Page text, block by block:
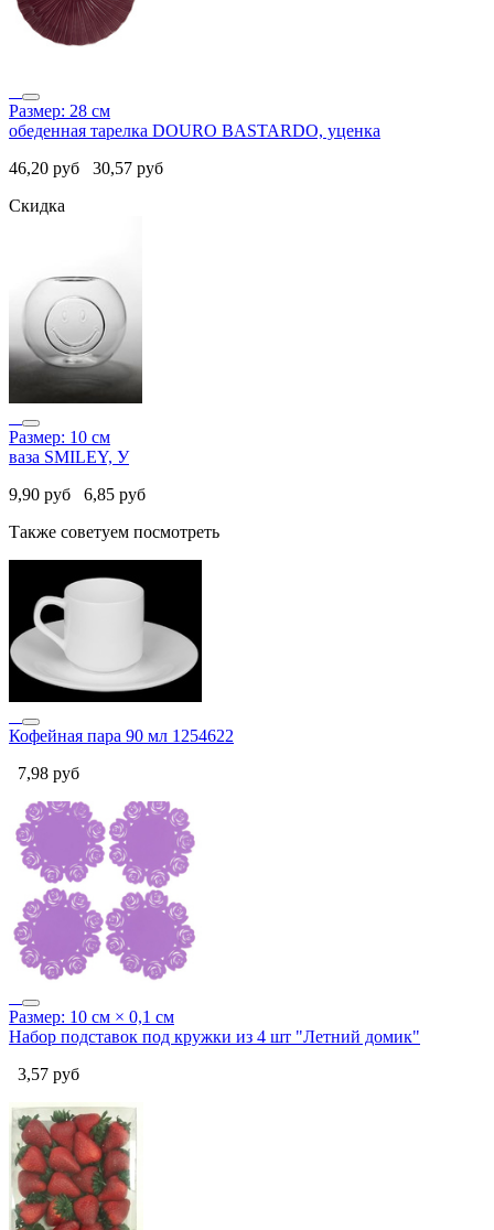
Размер: 28 см
обеденная тарелка DOURO BASTARDO, уценка
46,20 руб 30,57 руб
Скидка
Размер: 10 см
ваза SMILEY, У
9,90 руб 6,85 руб
Также советуем посмотреть
Кофейная пара 90 мл 1254622
7,98 руб
Размер: 10 см × 0,1 см
Набор подставок под кружки из 4 шт "Летний домик"
3,57 руб